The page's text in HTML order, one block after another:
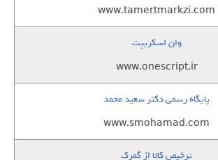
www.tamertmarkzi.com
وان اسکریپت
www.onescript.ir
پایگاه رسمی دکتر سعید محمد
www.smohamad.com
ترخیص کالا از گمرک